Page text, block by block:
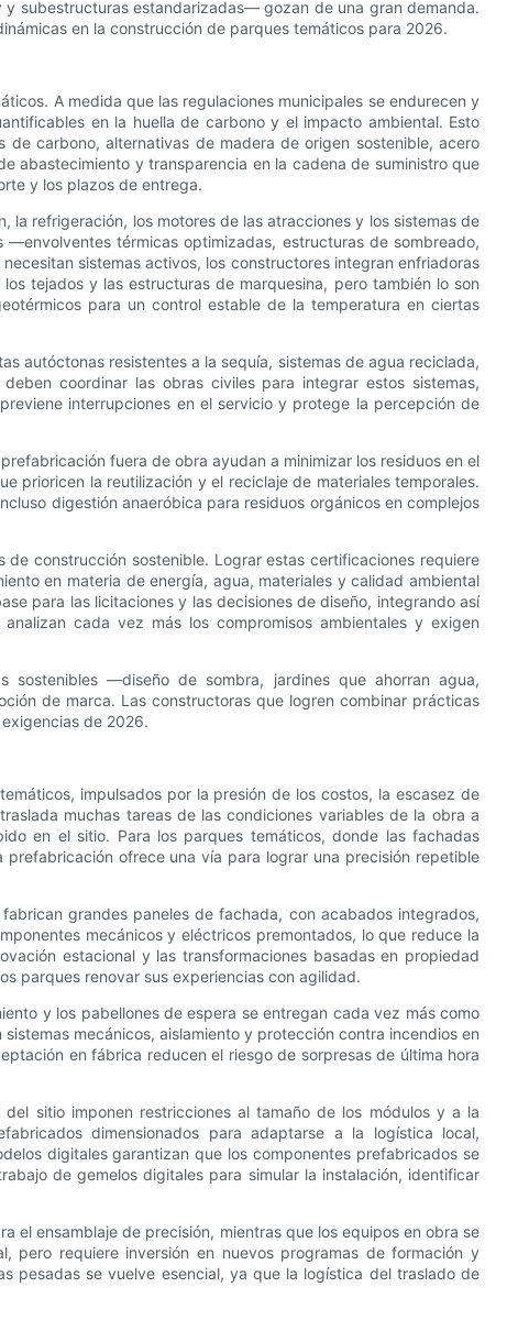
subestructuras estandarizadas— gozan de una gran demanda.
en la construcción de parques temáticos para 2026.
A medida que las regulaciones municipales se endurecen y
en la huella de carbono y el impacto ambiental. Esto
carbono, alternativas de madera de origen sostenible, acero
abastecimiento y transparencia en la cadena de suministro que
y los plazos de entrega.
la refrigeración, los motores de las atracciones y los sistemas de
térmicas optimizadas, estructuras de sombreado,
sistemas activos, los constructores integran enfriadoras
tejados y las estructuras de marquesina, pero también lo son
para un control estable de la temperatura en ciertas
autóctonas resistentes a la sequía, sistemas de agua reciclada,
coordinar las obras civiles para integrar estos sistemas,
interrupciones en el servicio y protege la percepción de
fuera de obra ayudan a minimizar los residuos en el
prioricen la reutilización y el reciclaje de materiales temporales.
digestión anaeróbica para residuos orgánicos en complejos
de construcción sostenible. Lograr estas certificaciones requiere
en materia de energía, agua, materiales y calidad ambiental
para las licitaciones y las decisiones de diseño, integrando así
cada vez más los compromisos ambientales y exigen
sostenibles —diseño de sombra, jardines que ahorran agua,
de marca. Las constructoras que logren combinar prácticas
de 2026.
impulsados ​​por la presión de los costos, la escasez de
muchas tareas de las condiciones variables de la obra a
en el sitio. Para los parques temáticos, donde las fachadas
ofrece una vía para lograr una precisión repetible
grandes paneles de fachada, con acabados integrados,
mecánicos y eléctricos premontados, lo que reduce la
estacional y las transformaciones basadas en propiedad
parques renovar sus experiencias con agilidad.
y los pabellones de espera se entregan cada vez más como
mecánicos, aislamiento y protección contra incendios en
en fábrica reducen el riesgo de sorpresas de última hora
sitio imponen restricciones al tamaño de los módulos y a la
dimensionados para adaptarse a la logística local,
digitales garantizan que los componentes prefabricados se
de gemelos digitales para simular la instalación, identificar
el ensamblaje de precisión, mientras que los equipos en obra se
pero requiere inversión en nuevos programas de formación y
pesadas se vuelve esencial, ya que la logística del traslado de